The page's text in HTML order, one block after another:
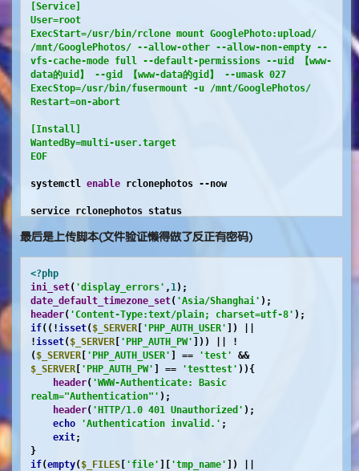
## Use auto config?
##  * Say Y if not sure
##  * Say N if you are working on a remote or
headless machine
## y) Yes (default)
## n) No
# y/n> n
## Please go to the following link:
XXXXXXXXXXXXXXXXXX
## Log in and authorize rclone for access
# Enter verification code> XXXXXXXXXX
## [XXXXX]
## client_secret =
## token = XXXXXX
## --------------------
## y) Yes this is OK
## e) Edit this remote
## d) Delete this remote
# y/e/d> y
[Service]
User=root
ExecStart=/usr/bin/rclone mount GooglePhoto:upload/
/mnt/GooglePhotos/ --allow-other --allow-non-empty --
vfs-cache-mode full --default-permissions --uid 【www-
data的uid】 --gid 【www-data的gid】 --umask 027
ExecStop=/usr/bin/fusermount -u /mnt/GooglePhotos/
Restart=on-abort
[Install]
WantedBy=multi-user.target
EOF
systemctl enable rclonephotos --now
service rclonephotos status
GooglePhotos
最后是上传脚本(文件验证懒得做了反正有密码)
<?php
ini_set( 'display_errors' , 1
date_default_timezone_set( 'Asia/Shanghai'
header( 'Content-Type:text/plain; charset=utf-8'
if((! isset($_SERVER[ 'PHP_AUTH_USER' ]) ||
! isset($_SERVER[ 'PHP_AUTH_PW' ])) || !
($_SERVER[ 'PHP_AUTH_USER' ] == 'test'
&&
$_SERVER[ 'PHP_AUTH_PW' ] == 'testtest' )){
header( 'WWW-Authenticate: Basic
realm="Authentication"' );
header( 'HTTP/1.0 401 Unauthorized' );
echo
'Authentication invalid.' ;
exit;
}
if(empty($_FILES[ 'file' ][ 'tmp_name' ]) ||